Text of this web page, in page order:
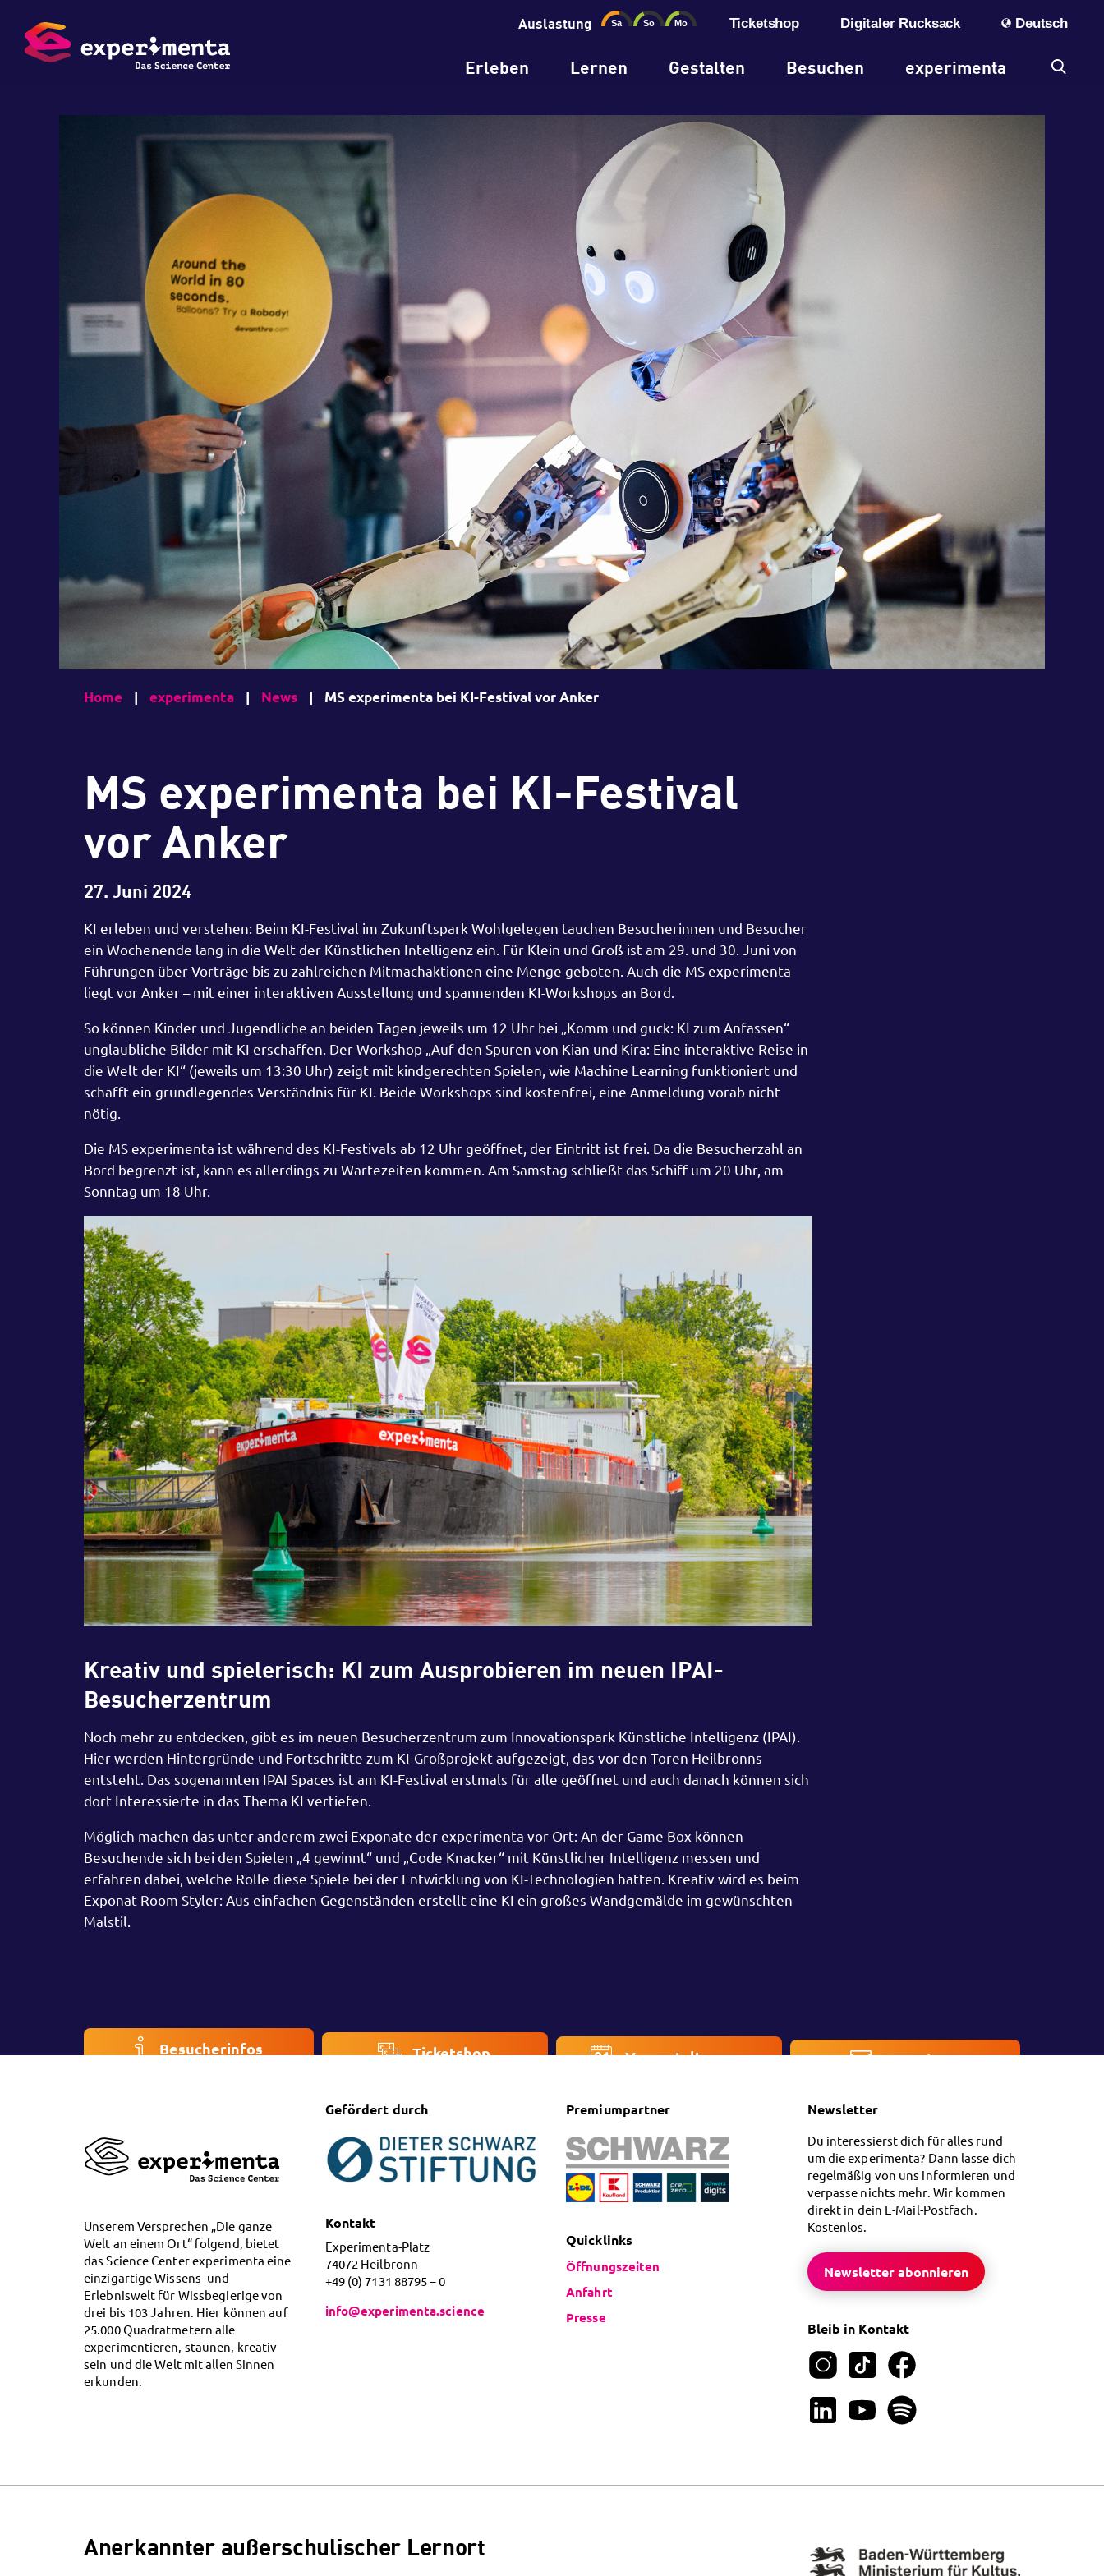
Auslastung Ticketshop Digitaler Rucksack Deutsch
Erleben Lernen Gestalten Besuchen experimenta
Home | experimenta | News | MS experimenta bei KI-Festival vor Anker
MS experimenta bei KI-Festival
vor Anker
27. Juni 2024
KI erleben und verstehen: Beim KI-Festival im Zukunftspark Wohlgelegen tauchen Besucherinnen und Besucher
ein Wochenende lang in die Welt der Künstlichen Intelligenz ein. Für Klein und Groß ist am 29. und 30. Juni von
Führungen über Vorträge bis zu zahlreichen Mitmachaktionen eine Menge geboten. Auch die MS experimenta
liegt vor Anker – mit einer interaktiven Ausstellung und spannenden KI-Workshops an Bord.
So können Kinder und Jugendliche an beiden Tagen jeweils um 12 Uhr bei „Komm und guck: KI zum Anfassen“
unglaubliche Bilder mit KI erschaffen. Der Workshop „Auf den Spuren von Kian und Kira: Eine interaktive Reise in
die Welt der KI“ (jeweils um 13:30 Uhr) zeigt mit kindgerechten Spielen, wie Machine Learning funktioniert und
schafft ein grundlegendes Verständnis für KI. Beide Workshops sind kostenfrei, eine Anmeldung vorab nicht
nötig.
Die MS experimenta ist während des KI-Festivals ab 12 Uhr geöffnet, der Eintritt ist frei. Da die Besucherzahl an
Bord begrenzt ist, kann es allerdings zu Wartezeiten kommen. Am Samstag schließt das Schiff um 20 Uhr, am
Sonntag um 18 Uhr.
Kreativ und spielerisch: KI zum Ausprobieren im neuen IPAI-
Besucherzentrum
Noch mehr zu entdecken, gibt es im neuen Besucherzentrum zum Innovationspark Künstliche Intelligenz (IPAI).
Hier werden Hintergründe und Fortschritte zum KI-Großprojekt aufgezeigt, das vor den Toren Heilbronns
entsteht. Das sogenannten IPAI Spaces ist am KI-Festival erstmals für alle geöffnet und auch danach können sich
dort Interessierte in das Thema KI vertiefen.
Möglich machen das unter anderem zwei Exponate der experimenta vor Ort: An der Game Box können
Besuchende sich bei den Spielen „4 gewinnt“ und „Code Knacker“ mit Künstlicher Intelligenz messen und
erfahren dabei, welche Rolle diese Spiele bei der Entwicklung von KI-Technologien hatten. Kreativ wird es beim
Exponat Room Styler: Aus einfachen Gegenständen erstellt eine KI ein großes Wandgemälde im gewünschten
Malstil.
Besucherinfos Ticketshop Veranstaltungen Kontakt
Unserem Versprechen „Die ganze
Welt an einem Ort“ folgend, bietet
das Science Center experimenta eine
einzigartige Wissens- und
Erlebniswelt für Wissbegierige von
drei bis 103 Jahren. Hier können auf
25.000 Quadratmetern alle
experimentieren, staunen, kreativ
sein und die Welt mit allen Sinnen
erkunden.
Gefördert durch
Kontakt
Experimenta-Platz
74072 Heilbronn
+49 (0) 7131 88795 – 0
info@experimenta.science
Premiumpartner
Quicklinks
Öffnungszeiten
Anfahrt
Presse
Newsletter
Du interessierst dich für alles rund
um die experimenta? Dann lasse dich
regelmäßig von uns informieren und
verpasse nichts mehr. Wir kommen
direkt in dein E-Mail-Postfach.
Kostenlos.
Newsletter abonnieren
Bleib in Kontakt
Anerkannter außerschulischer Lernort